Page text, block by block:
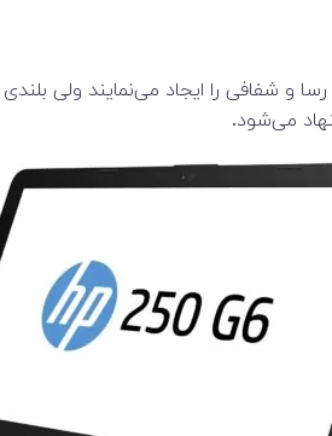
و شفافی را ایجاد می‌نمایند ولی
می‌شود.